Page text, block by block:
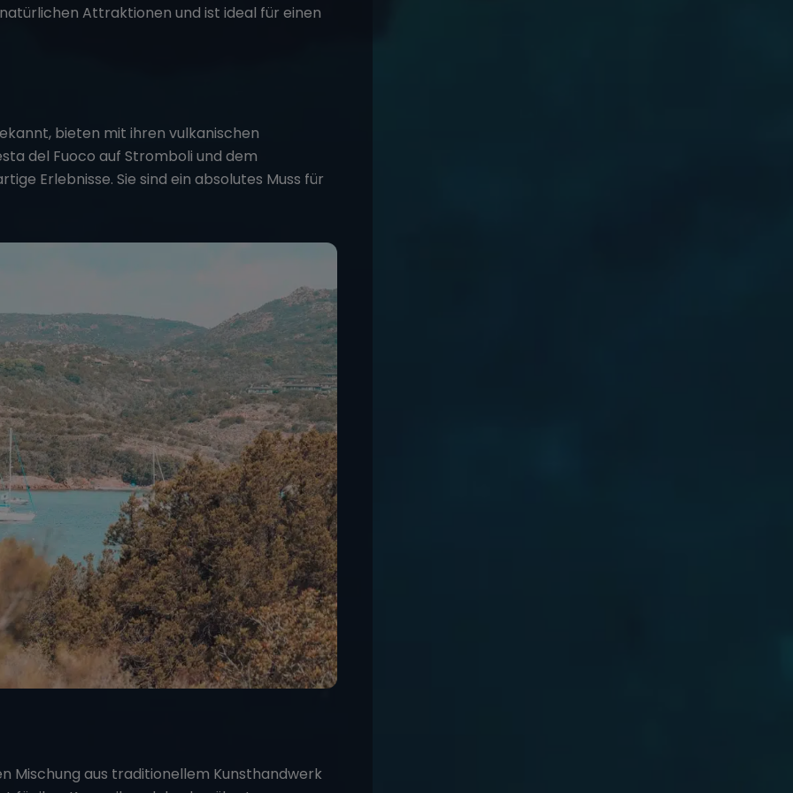
Attraktionen und ist ideal für einen
bieten mit ihren vulkanischen
del Fuoco auf Stromboli und dem
Erlebnisse. Sie sind ein absolutes Muss für
Mischung aus traditionellem Kunsthandwerk